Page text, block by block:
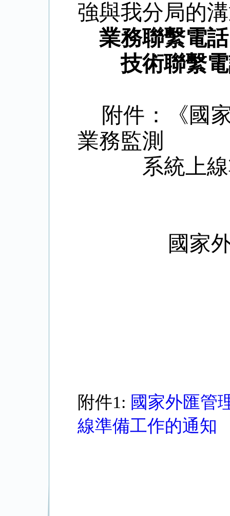
強與我分局的
業務聯繫電
技術聯繫電
附件：《國
業務監測
系統上線準
國家
附件1: 國家外匯管
線準備工作的通知